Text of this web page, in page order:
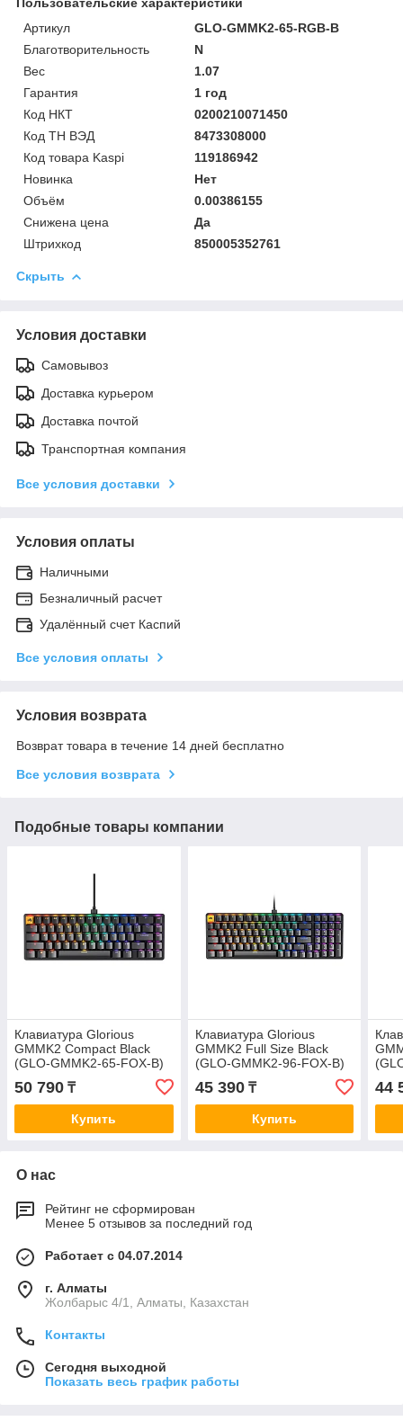
Артикул
GLO-GMMK2-65-RGB-B
Благотворительность
N
Вес
1.07
Гарантия
1 год
Код НКТ
0200210071450
Код ТН ВЭД
8473308000
Код товара Kaspi
119186942
Новинка
Нет
Объём
0.00386155
Снижена цена
Да
Штрихкод
850005352761
Скрыть
Условия доставки
Самовывоз
Доставка курьером
Доставка почтой
Транспортная компания
Все условия доставки
Условия оплаты
Наличными
Безналичный расчет
Удалённый счет Каспий
Все условия оплаты
Условия возврата
Возврат товара в течение 14 дней бесплатно
Все условия возврата
Подобные товары компании
Клавиатура Glorious
GMMK2 Compact Black
(GLO-GMMK2-65-FOX-B)
50 790 ₸
Купить
Клавиатура Glorious
GMMK2 Full Size Black
(GLO-GMMK2-96-FOX-B)
45 390₸
Купить
44
О нас
Рейтинг не сформирован
Менее 5 отзывов за последний год
Работает с 04.07.2014
г. Алматы
Жолбарыс 4/1, Алматы, Казахстан
Контакты
Сегодня выходной
Показать весь график работы